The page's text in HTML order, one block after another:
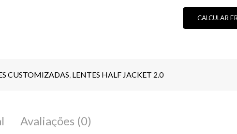
LARANJA
CUSTOM
CALCULAR
CUSTOMIZADAS, LENTES HALF JACKET 2.0
Avaliações (0)